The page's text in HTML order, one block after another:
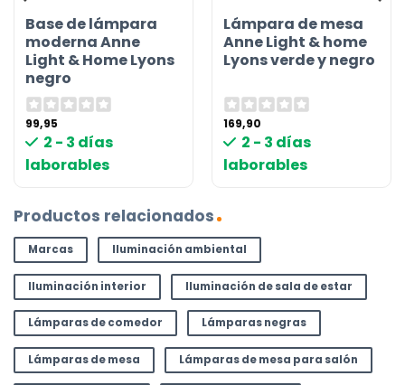
Base de lámpara
moderna Anne
Light & Home Lyons
negro
99,95
2 - 3 días
laborables
Lámpara de mesa
Anne Light & home
Lyons verde y negro
169,90
2 - 3 días
laborables
Productos relacionados
Marcas Iluminación ambiental
Iluminación interior Iluminación de sala de estar
Lámparas de comedor Lámparas negras
Lámparas de mesa Lámparas de mesa para salón